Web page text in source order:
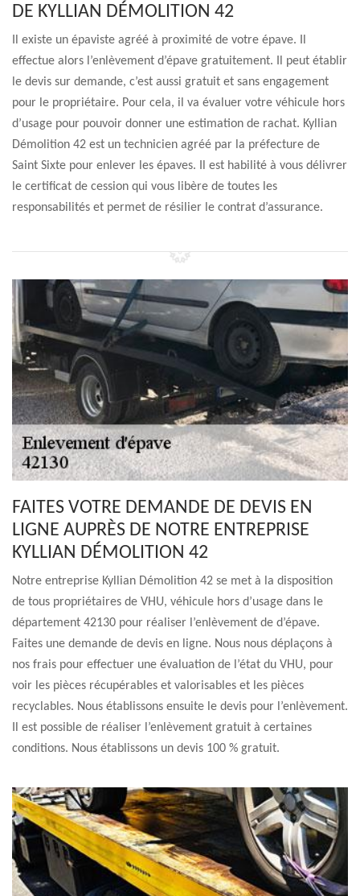
DE KYLLIAN DÉMOLITION 42
Il existe un épaviste agréé à proximité de votre épave. Il
effectue alors l’enlèvement d’épave gratuitement. Il peut établir
le devis sur demande, c’est aussi gratuit et sans engagement
pour le propriétaire. Pour cela, il va évaluer votre véhicule hors
d’usage pour pouvoir donner une estimation de rachat. Kyllian
Démolition 42 est un technicien agréé par la préfecture de
Saint Sixte pour enlever les épaves. Il est habilité à vous délivrer
le certificat de cession qui vous libère de toutes les
responsabilités et permet de résilier le contrat d’assurance.
FAITES VOTRE DEMANDE DE DEVIS EN
LIGNE AUPRÈS DE NOTRE ENTREPRISE
KYLLIAN DÉMOLITION 42
Notre entreprise Kyllian Démolition 42 se met à la disposition
de tous propriétaires de VHU, véhicule hors d’usage dans le
département 42130 pour réaliser l’enlèvement de d’épave.
Faites une demande de devis en ligne. Nous nous déplaçons à
nos frais pour effectuer une évaluation de l’état du VHU, pour
voir les pièces récupérables et valorisables et les pièces
recyclables. Nous établissons ensuite le devis pour l’enlèvement.
Il est possible de réaliser l’enlèvement gratuit à certaines
conditions. Nous établissons un devis 100 % gratuit.